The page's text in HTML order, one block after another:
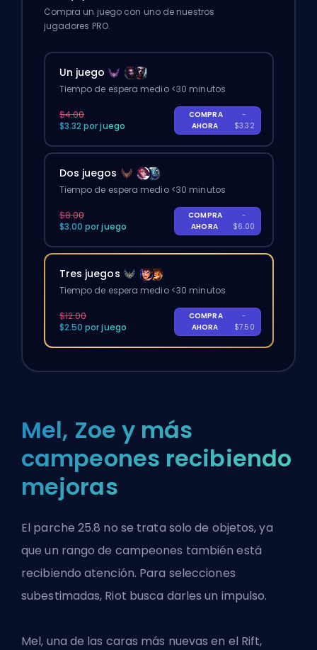
Compra un juego con uno de nuestros
jugadores PRO.
Un juego
Tiempo de espera medio <30 minutos
$4.00
$3.32 por juego
COMPRA
AHORA
-
$3.32
Dos juegos
Tiempo de espera medio <30 minutos
$8.00
$3.00 por juego
COMPRA
AHORA
-
$6.00
Tres juegos
Tiempo de espera medio <30 minutos
$12.00
$2.50 por juego
COMPRA
AHORA
-
$7.50
Mel, Zoe y más
campeones recibiendo
mejoras
El parche 25.8 no se trata solo de objetos, ya
que un rango de campeones también está
recibiendo atención. Para selecciones
subestimadas, Riot busca darles un impulso.
Mel, una de las caras más nuevas en el Rift,